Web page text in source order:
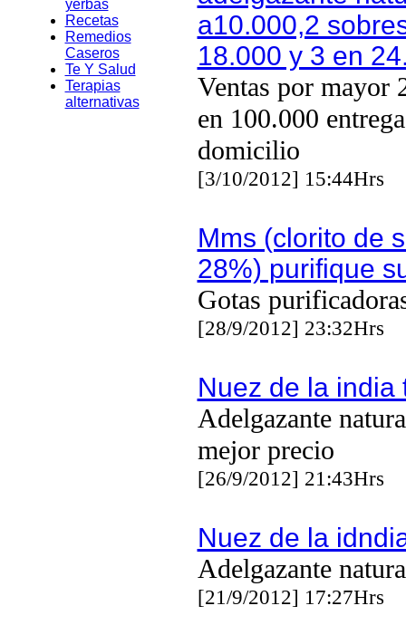
yerbas
Recetas
Remedios
Caseros
Te Y Salud
Terapias
alternativas
a10.000,2
18.000 y 3 en
Ventas por mayor
en 100.000
domicilio
[3/10/2012] 15:44Hrs
Mms (clorito de
28%) purifique
Gotas
[28/9/2012] 23:32Hrs
Nuez de la india
Adelgazante
mejor precio
[26/9/2012] 21:43Hrs
Nuez de la
Adelgazante
[21/9/2012] 17:27Hrs